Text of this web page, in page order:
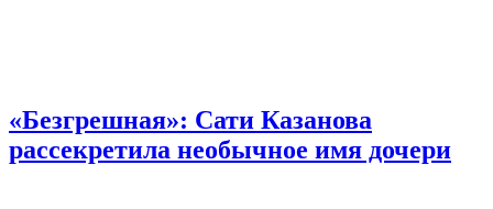
«Безгрешная»: Сати Казанова
рассекретила необычное имя дочери